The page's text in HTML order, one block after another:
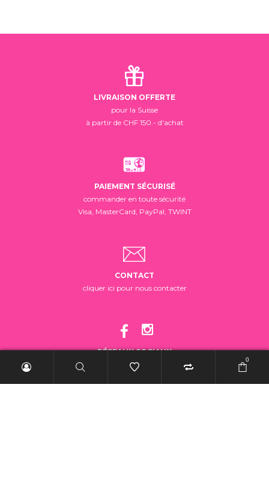
LIVRAISON OFFERTE
pour la Suisse
à partir de CHF 150.- d'achat
PAIEMENT SÉCURISÉ
commander en toute sécurité
Visa, MasterCard, PayPal, TWINT
CONTACT
cliquer ici pour nous contacter
RÉSEAUX SOCIAUX
suivez-nous!
0